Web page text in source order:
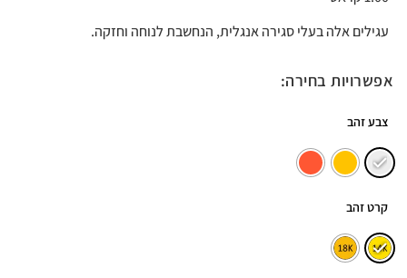
עגילים אלה בעלי סגירה אנגלית, הנחשבת לנוחה וחזקה.
אפשרויות בחירה:
צבע זהב
קרט זהב